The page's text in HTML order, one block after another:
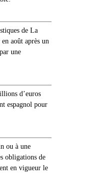
de La
août après un
une
d’euros
espagnol pour
ou à une
obligations de
en vigueur le